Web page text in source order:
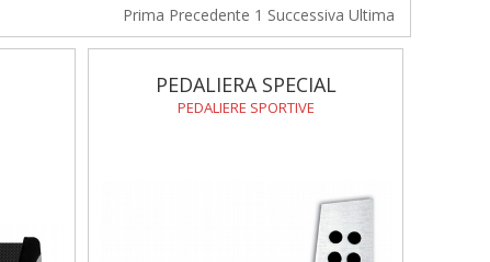
Prima Precedente 1 Successiva Ultima
PEDALIERA SPECIAL
PEDALIERE SPORTIVE